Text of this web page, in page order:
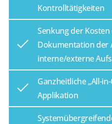
Kontrolltätigkeiten
Senkung der
Dokumentation der
interne/externe
Ganzheitliche „All-
Applikation